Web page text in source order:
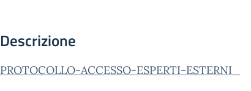
Descrizione
PROTOCOLLO-ACCESSO-ESPERTI-ESTERNI_